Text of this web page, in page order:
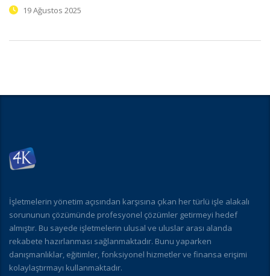
19 Ağustos 2025
İşletmelerin yönetim açısından karşısına çıkan her türlü işle alakalı
sorununun çözümünde profesyonel çözümler getirmeyi hedef
almıştır. Bu sayede işletmelerin ulusal ve uluslar arası alanda
rekabete hazırlanması sağlanmaktadır. Bunu yaparken
danışmanlıklar, eğitimler, fonksiyonel hizmetler ve finansa erişimi
kolaylaştırmayı kullanmaktadır.